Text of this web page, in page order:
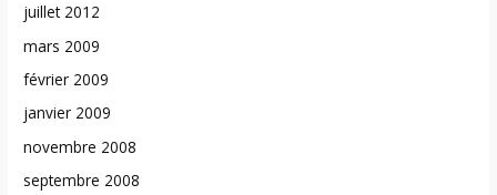
juillet 2012
mars 2009
février 2009
janvier 2009
novembre 2008
septembre 2008